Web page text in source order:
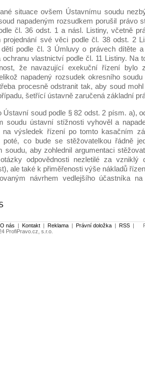
situace ovšem Ústavnímu soudu
napadeným rozsudkem porušil právo
čl. 36 odst. 1 a násl. Listiny, včetně
projednání své věci podle čl. 38 odst. 2
dětí podle čl. 3 Úmluvy o právech dítěte
ochranu vlastnictví podle čl. 11 Listiny. Na
že navazující exekuční řízení bylo
napadený rozsudek okresního
procesně odstranit tak, aby soud
šetřící ústavně zaručená základní
Ústavní soud podle § 82 odst. 2 písm. a),
soudu ústavní stížnosti vyhověl a
na výsledek řízení po tomto kasačním
co bude se stěžovatelkou řádně
soudu, aby zohlednil argumentaci
odpovědnosti nezletilé za
ale také k přiměřenosti výše nákladů
návrhem vedlejšího účastníka
O nás | Kontakt | Reklama | Právní doložka | RSS |
ProfiPravo.cz, s.r.o.